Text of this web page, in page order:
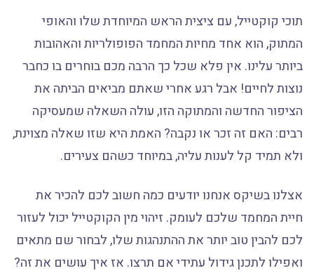
תוכי קוקטייל, עם ציצית הראש המיוחדת שלו והאופי
המתוק, הוא אחד מחיות המחמד הפופולריות והאהובות
ביותר עלינו. אין פלא שכל כך הרבה מכם בוחרים בו כחבר
נוצות לחיים! אבל רגע אחרי שאתם מביאים הביתה את
הציפור החדשה והמתוקה הזו, עולה השאלה שמעסיקה
רבים: האם זה זכר או נקבה? האמת היא שזו שאלה מצוינת,
ולא תמיד קל לענות עליה, במיוחד כשהם צעירים.
אצלנו בשיקס אנחנו יודעים כמה חשוב לכם להכיר את
חיית המחמד שלכם לעומק. זיהוי מין הקוקטייל יכול לעזור
לכם להבין טוב יותר את ההתנהגות שלו, לבחור שם מתאים
ואפילו לתכנן גידול עתידי אם תרצו. אז איך עושים את זה?